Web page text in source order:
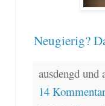
Neugierig?
ausdengd
14